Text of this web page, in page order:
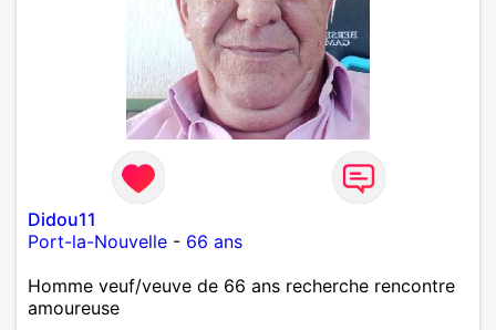
Didou11
Port-la-Nouvelle - 66 ans
Homme veuf/veuve de 66 ans recherche rencontre
amoureuse